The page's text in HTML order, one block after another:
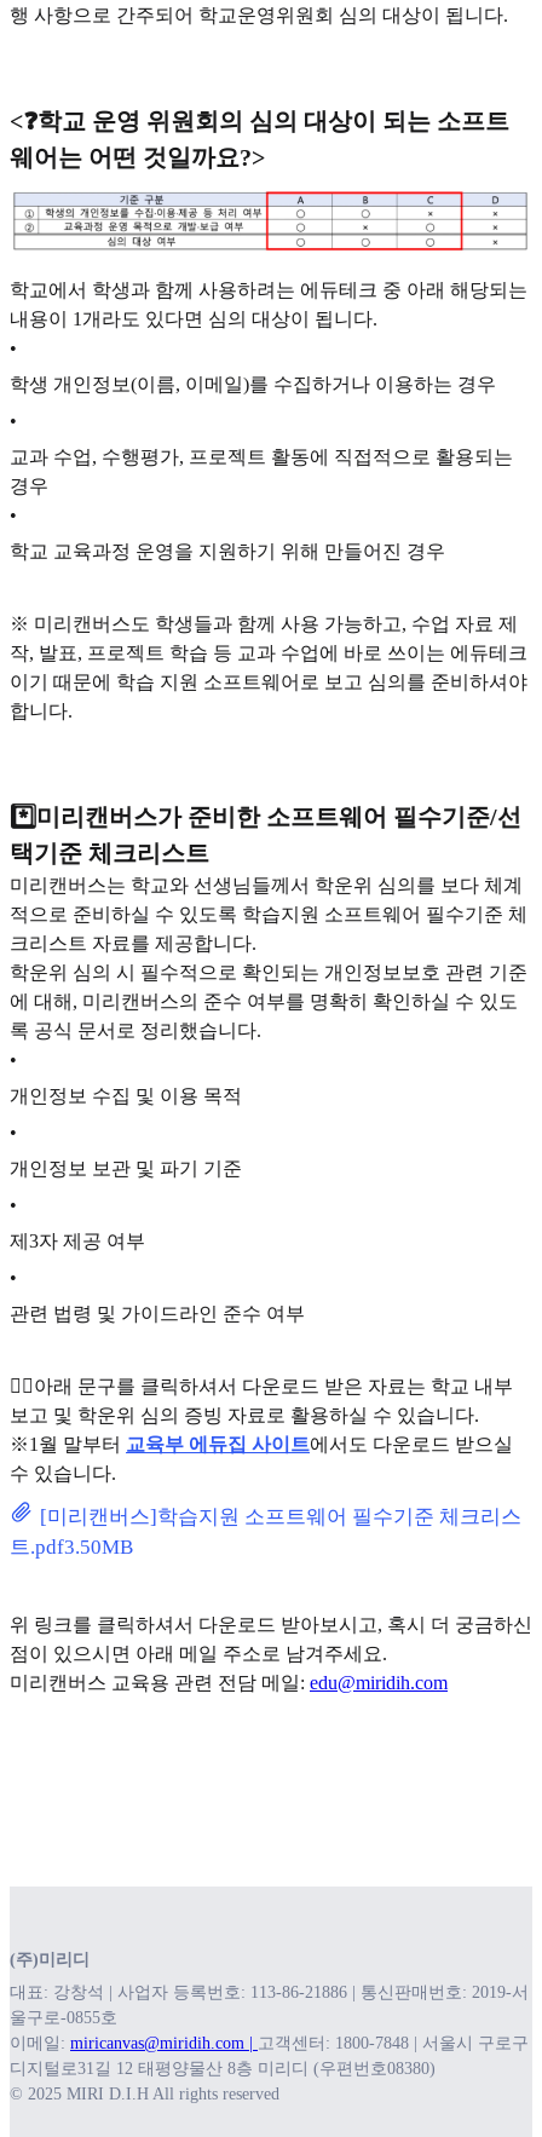
행 사항으로 간주되어 학교운영위원회 심의 대상이 됩니다.
<❓학교 운영 위원회의 심의 대상이 되는 소프트
웨어는 어떤 것일까요?>
학교에서 학생과 함께 사용하려는 에듀테크 중 아래 해당되는
내용이 1개라도 있다면 심의 대상이 됩니다.
•
학생 개인정보(이름, 이메일)를 수집하거나 이용하는 경우
•
교과 수업, 수행평가, 프로젝트 활동에 직접적으로 활용되는
경우
•
학교 교육과정 운영을 지원하기 위해 만들어진 경우
※ 미리캔버스도 학생들과 함께 사용 가능하고, 수업 자료 제
작, 발표, 프로젝트 학습 등 교과 수업에 바로 쓰이는 에듀테크
이기 때문에 학습 지원 소프트웨어로 보고 심의를 준비하셔야
합니다.
*️⃣미리캔버스가 준비한 소프트웨어 필수기준/선
택기준 체크리스트
미리캔버스는 학교와 선생님들께서 학운위 심의를 보다 체계
적으로 준비하실 수 있도록 학습지원 소프트웨어 필수기준 체
크리스트 자료를 제공합니다.
학운위 심의 시 필수적으로 확인되는 개인정보보호 관련 기준
에 대해, 미리캔버스의 준수 여부를 명확히 확인하실 수 있도
록 공식 문서로 정리했습니다.
•
개인정보 수집 및 이용 목적
•
개인정보 보관 및 파기 기준
•
제3자 제공 여부
•
관련 법령 및 가이드라인 준수 여부
👇🏻아래 문구를 클릭하셔서 다운로드 받은 자료는 학교 내부
보고 및 학운위 심의 증빙 자료로 활용하실 수 있습니다.
※1월 말부터 교육부 에듀집 사이트에서도 다운로드 받으실
수 있습니다.
[미리캔버스]학습지원 소프트웨어 필수기준 체크리스
트.pdf3.50MB
위 링크를 클릭하셔서 다운로드 받아보시고, 혹시 더 궁금하신
점이 있으시면 아래 메일 주소로 남겨주세요.
미리캔버스 교육용 관련 전담 메일: edu@miridih.com
(주)미리디
대표: 강창석 | 사업자 등록번호: 113-86-21886 | 통신판매번호: 2019-서
울구로-0855호
이메일: miricanvas@miridih.com | 고객센터: 1800-7848 | 서울시 구로구
디지털로31길 12 태평양물산 8층 미리디 (우편번호08380)
© 2025 MIRI D.I.H All rights reserved